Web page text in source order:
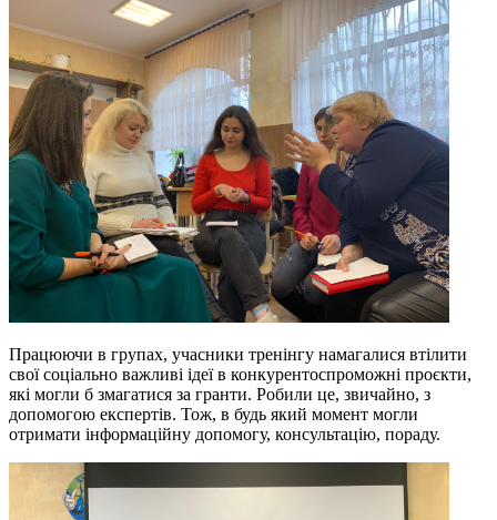
Працюючи в групах, учасники тренінгу намагалися втілити
свої соціально важливі ідеї в конкурентоспроможні проєкти,
які могли б змагатися за гранти. Робили це, звичайно, з
допомогою експертів. Тож, в будь який момент могли
отримати інформаційну допомогу, консультацію, пораду.